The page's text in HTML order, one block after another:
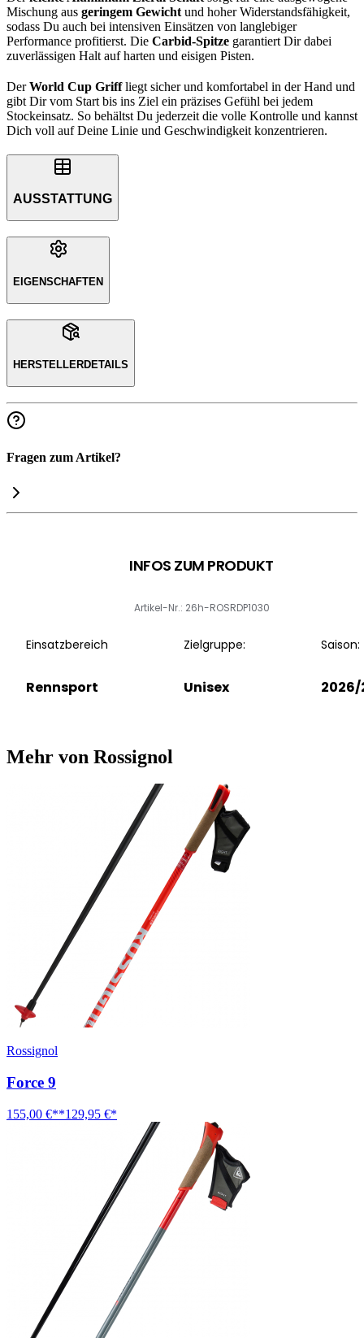
Mischung aus geringem Gewicht und hoher Widerstandsfähigkeit,
sodass Du auch bei intensiven Einsätzen von langlebiger
Performance profitierst. Die Carbid-Spitze garantiert Dir dabei
zuverlässigen Halt auf harten und eisigen Pisten.
DerWorld Cup Griffliegt sicher und komfortabel in der Hand und
gibt Dir vom Start bis ins Ziel ein präzises Gefühl bei jedem
Stockeinsatz. So behältst Du jederzeit die volle Kontrolle und kannst
Dich voll auf Deine Linie und Geschwindigkeit konzentrieren.
AUSSTATTUNG
EIGENSCHAFTEN
HERSTELLERDETAILS
Fragen zum Artikel?
INFOS ZUM PRODUKT
Artikel-Nr.: 26h-ROSRDP1030
Einsatzbereich
Rennsport
Zielgruppe:
Unisex
Saison:
2026/
Mehr von Rossignol
Rossignol
Force 9
155,00 €**129,95 €*